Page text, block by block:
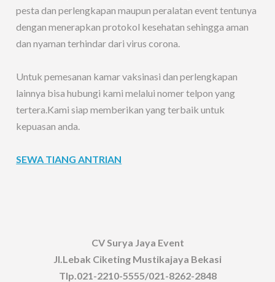
pesta dan perlengkapan maupun peralatan event tentunya
dengan menerapkan protokol kesehatan sehingga aman
dan nyaman terhindar dari virus corona.
Untuk pemesanan kamar vaksinasi dan perlengkapan
lainnya bisa hubungi kami melalui nomer telpon yang
tertera.Kami siap memberikan yang terbaik untuk
kepuasan anda.
SEWA TIANG ANTRIAN
CV Surya Jaya Event
Jl.Lebak Ciketing Mustikajaya Bekasi
Tlp.021-2210-5555/021-8262-2848